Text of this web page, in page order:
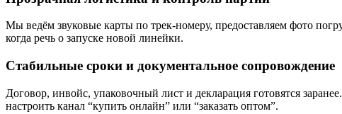
Мы ведём звуковые карты по трек‑номеру, предоставляем фото
когда речь о запуске новой линейки.
Стабильные сроки и документальное сопровождение
Договор, инвойс, упаковочный лист и декларация готовятся
настроить канал “купить онлайн” или “заказать оптом”.